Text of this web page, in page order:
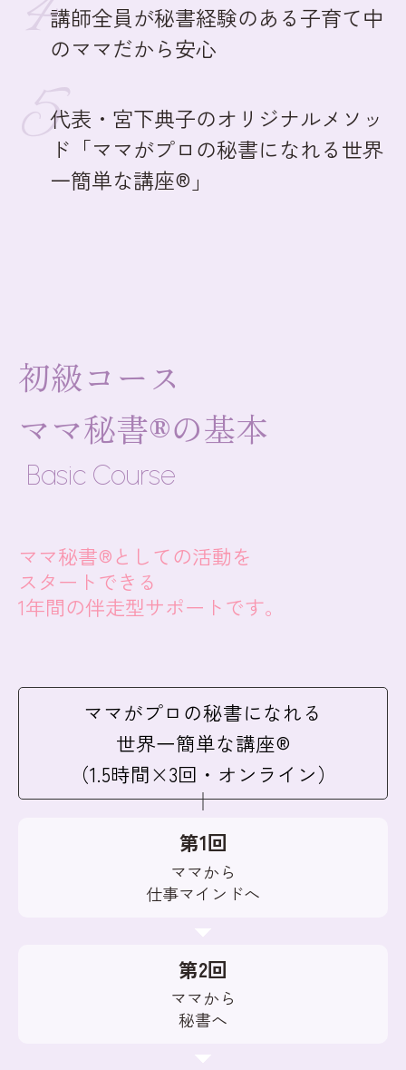
講師全員が秘書経験のある子育て中
のママだから安心
代表・宮下典子のオリジナルメソッ
ド「ママがプロの秘書になれる世界
一簡単な講座®」
初級コース
ママ秘書®の基本
Basic Course
ママ秘書®としての活動を
スタートできる
1年間の伴走型サポートです。
ママがプロの秘書になれる
世界一簡単な講座®
（1.5時間×3回・オンライン）
第1回
ママから
仕事マインドへ
第2回
ママから
秘書へ